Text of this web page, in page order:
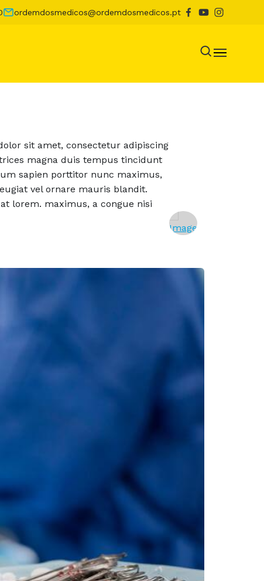
ordemdosmedicos@ordemdosmedicos.pt
sit amet, consectetur adipiscing
magna duis tempus tincidunt
sapien porttitor nunc maximus,
vel ornare mauris blandit.
lorem. maximus, a congue nisi